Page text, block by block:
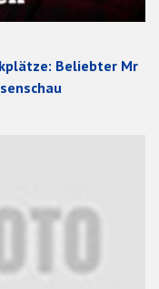
Beliebter Mr